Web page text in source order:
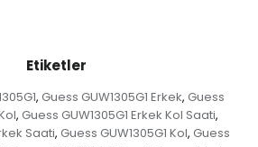
Etiketler
, Guess GUW1305G1 Erkek, Guess
, Guess GUW1305G1 Erkek Kol Saati,
Saati, Guess GUW1305G1 Kol, Guess